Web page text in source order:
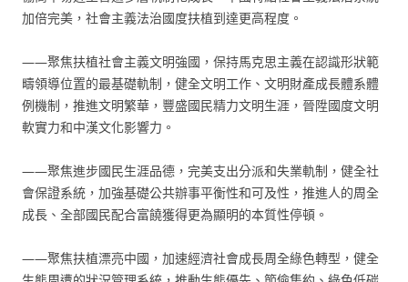
加倍完美，社會主義法治國度扶植到達更高程度。
——聚焦扶植社會主義文明強國，保持馬克思主義在認識形狀範
疇領導位置的最基礎軌制，健全文明工作、文明財產成長體系體
例機制，推進文明繁華，豐盛國民精力文明生涯，晉陞國度文明
軟實力和中漢文化影響力。
——聚焦進步國民生涯品德，完美支出分派和失業軌制，健全社
會保證系統，加強基礎公共辦事平衡性和可及性，推進人的周全
成長、全部國民配合富饒獲得更為顯明的本質性停頓。
——聚焦扶植漂亮中國，加速經濟社會成長周全綠色轉型，健全